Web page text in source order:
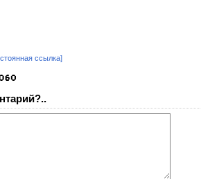
ссылка]